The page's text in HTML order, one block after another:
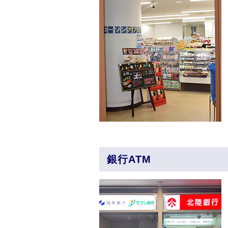
銀行ATM